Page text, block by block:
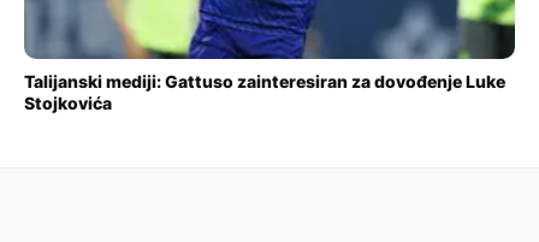
Talijanski mediji: Gattuso zainteresiran za dovođenje Luke
Stojkovića